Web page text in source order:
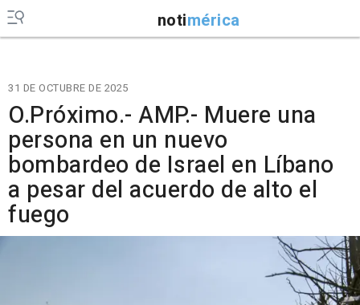
notimérica
31 DE OCTUBRE DE 2025
O.Próximo.- AMP.- Muere una
persona en un nuevo
bombardeo de Israel en Líbano
a pesar del acuerdo de alto el
fuego